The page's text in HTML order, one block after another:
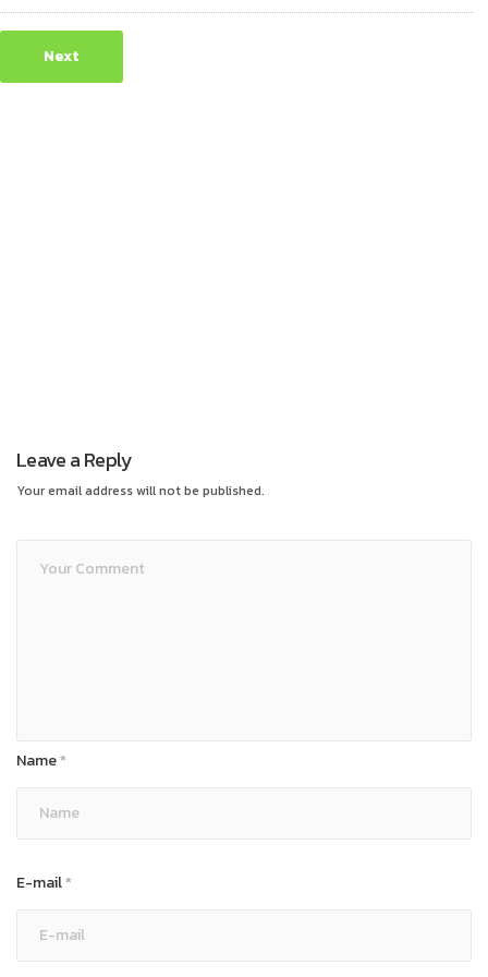
Leave a Reply
Your email address will not be published.
Name*
E-mail*